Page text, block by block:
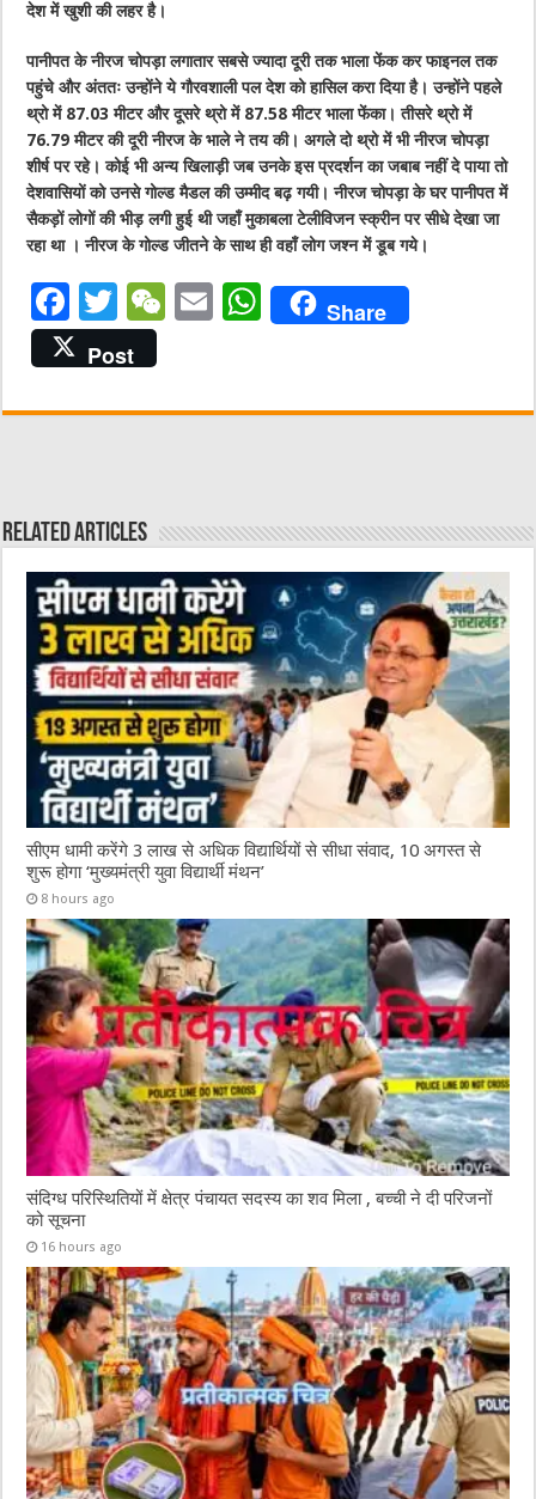
देश में खुशी की लहर है।
पानीपत के नीरज चोपड़ा लगातार सबसे ज्यादा दूरी तक भाला फेंक कर फाइनल तक
पहुंचे और अंततः उन्होंने ये गौरवशाली पल देश को हासिल करा दिया है। उन्होंने पहले
थ्रो में 87.03 मीटर और दूसरे थ्रो में 87.58 मीटर भाला फेंका। तीसरे थ्रो में
76.79 मीटर की दूरी नीरज के भाले ने तय की। अगले दो थ्रो में भी नीरज चोपड़ा
शीर्ष पर रहे। कोई भी अन्य खिलाड़ी जब उनके इस प्रदर्शन का जबाब नहीं दे पाया तो
देशवासियों को उनसे गोल्ड मैडल की उम्मीद बढ़ गयी। नीरज चोपड़ा के घर पानीपत में
सैकड़ों लोगों की भीड़ लगी हुई थी जहाँ मुकाबला टेलीविजन स्क्रीन पर सीधे देखा जा
रहा था । नीरज के गोल्ड जीतने के साथ ही वहाँ लोग जश्न में डूब गये।
F
a
c
e
o
k
T
w
it
te
W
h
E
l
W
s
p
Share
Post
Related Articles
सीएम धामी करेंगे 3 लाख से अधिक विद्यार्थियों से सीधा संवाद, 10 अगस्त से
शुरू होगा ‘मुख्यमंत्री युवा विद्यार्थी मंथन’
8 hours ago
संदिग्ध परिस्थितियों में क्षेत्र पंचायत सदस्य का शव मिला , बच्ची ने दी परिजनों
को सूचना
16 hours ago